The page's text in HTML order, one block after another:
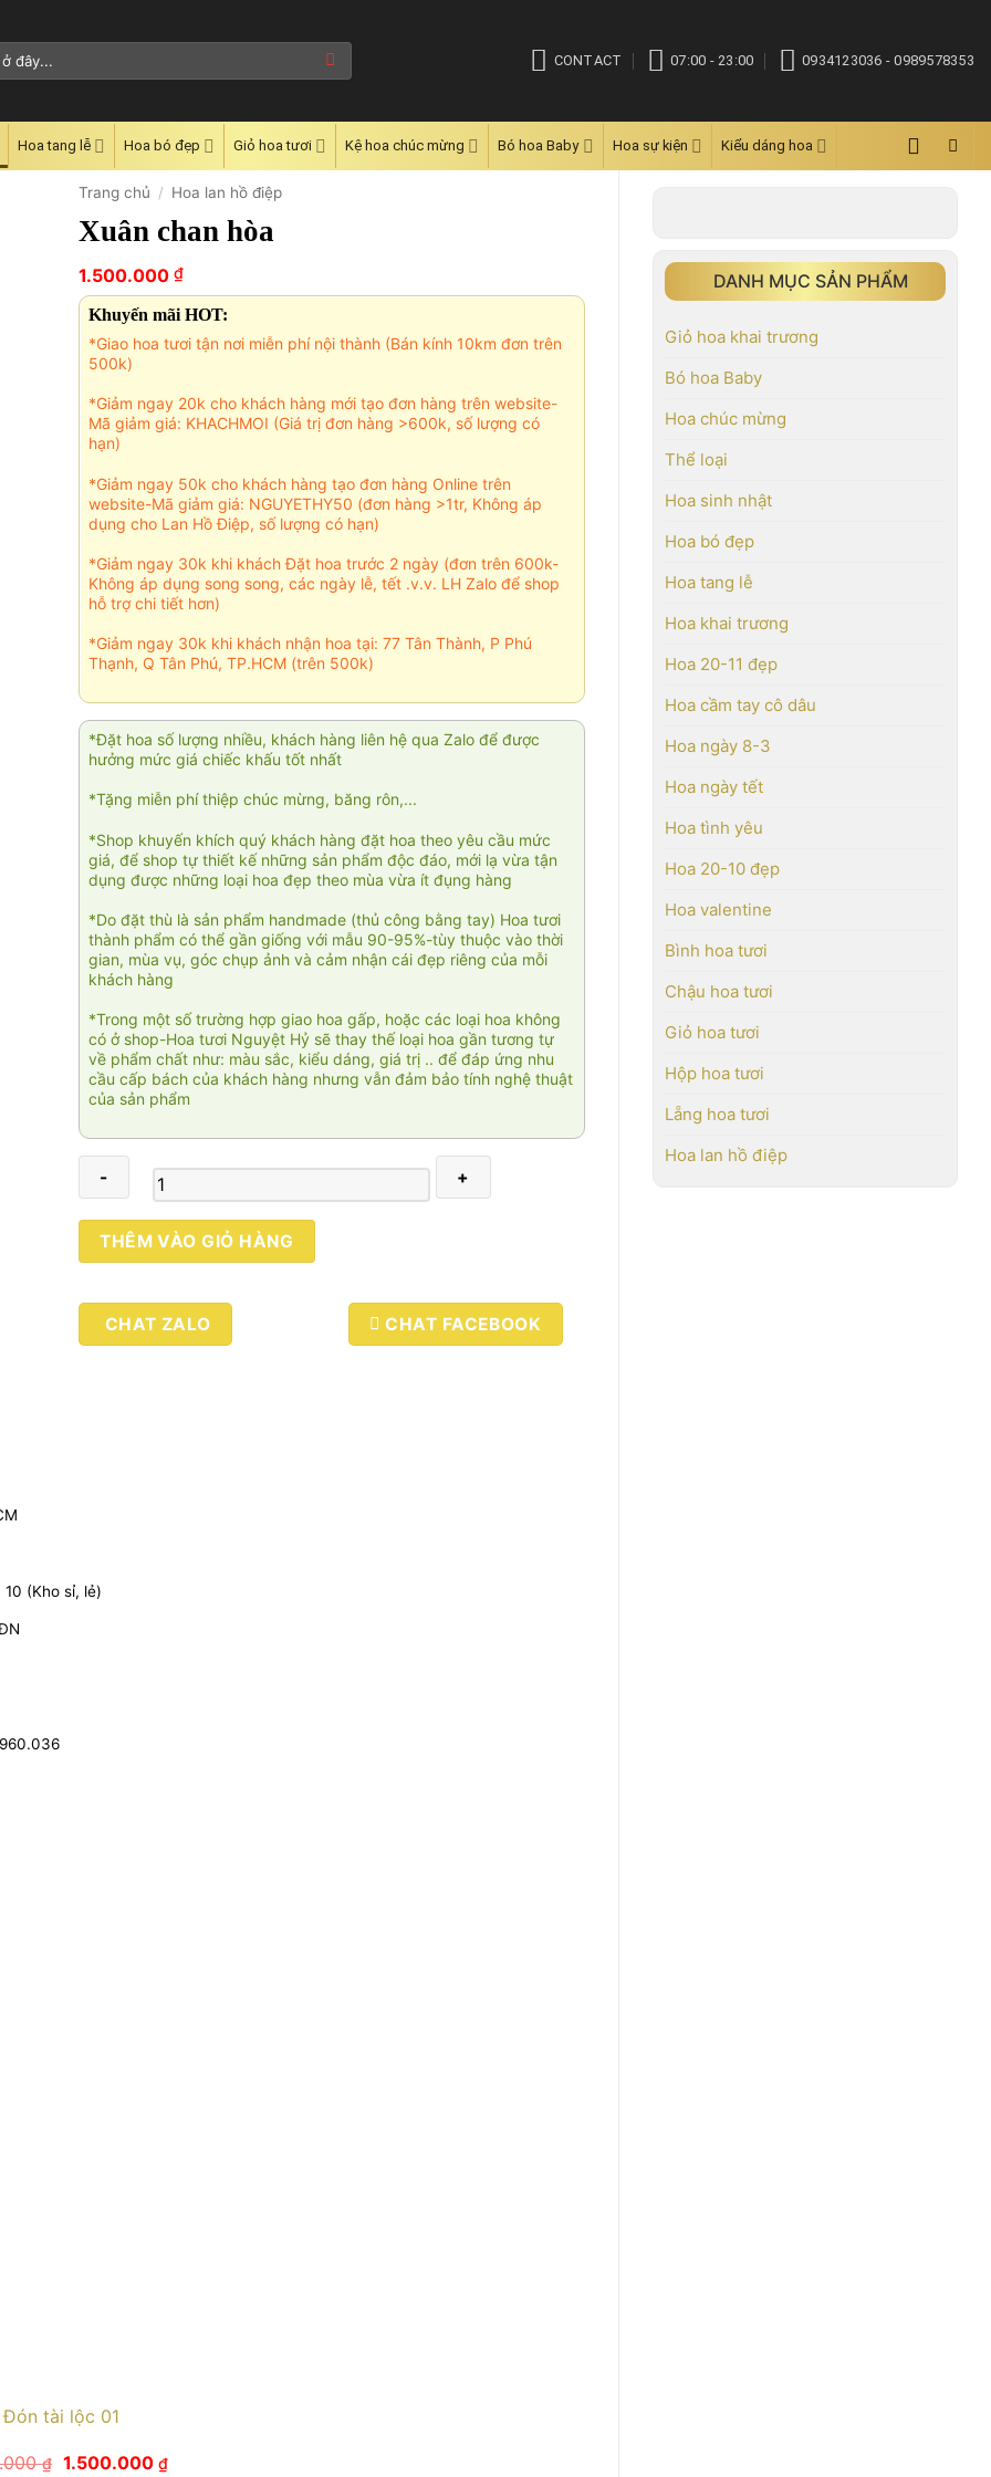
CONTACT 07:00 - 23:00 0934123036 - 0989578353
Hoa tang lễ Hoa bó đẹp Giỏ hoa tươi Kệ hoa chúc mừng Bó hoa Baby Hoa sự kiện Kiểu dáng hoa
DANH MỤC SẢN PHẨM
Giỏ hoa khai trương
Bó hoa Baby
Hoa chúc mừng
Thể loại
Hoa sinh nhật
Hoa bó đẹp
Hoa tang lễ
Hoa khai trương
Hoa 20-11 đẹp
Hoa cầm tay cô dâu
Hoa ngày 8-3
Hoa ngày tết
Hoa tình yêu
Hoa 20-10 đẹp
Hoa valentine
Bình hoa tươi
Chậu hoa tươi
Giỏ hoa tươi
Hộp hoa tươi
Lẵng hoa tươi
Hoa lan hồ điệp
Trang chủ / Hoa lan hồ điệp
Xuân chan hòa
1.500.000 ₫
Khuyến mãi HOT:
*Giao hoa tươi tận nơi miễn phí nội thành (Bán kính 10km đơn trên
500k)
*Giảm ngay 20k cho khách hàng mới tạo đơn hàng trên website-
Mã giảm giá: KHACHMOI (Giá trị đơn hàng >600k, số lượng có
hạn)
*Giảm ngay 50k cho khách hàng tạo đơn hàng Online trên
website-Mã giảm giá: NGUYETHY50 (đơn hàng >1tr, Không áp
dụng cho Lan Hồ Điệp, số lượng có hạn)
*Giảm ngay 30k khi khách Đặt hoa trước 2 ngày (đơn trên 600k-
Không áp dụng song song, các ngày lễ, tết .v.v. LH Zalo để shop
hỗ trợ chi tiết hơn)
*Giảm ngay 30k khi khách nhận hoa tại: 77 Tân Thành, P Phú
Thạnh, Q Tân Phú, TP.HCM (trên 500k)
*Đặt hoa số lượng nhiều, khách hàng liên hệ qua Zalo để được
hưởng mức giá chiếc khấu tốt nhất
*Tặng miễn phí thiệp chúc mừng, băng rôn,...
*Shop khuyến khích quý khách hàng đặt hoa theo yêu cầu mức
giá, để shop tự thiết kế những sản phẩm độc đáo, mới lạ vừa tận
dụng được những loại hoa đẹp theo mùa vừa ít đụng hàng
*Do đặt thù là sản phẩm handmade (thủ công bằng tay) Hoa tươi
thành phẩm có thể gần giống với mẫu 90-95%-tùy thuộc vào thời
gian, mùa vụ, góc chụp ảnh và cảm nhận cái đẹp riêng của mỗi
khách hàng
*Trong một số trường hợp giao hoa gấp, hoặc các loại hoa không
có ở shop-Hoa tươi Nguyệt Hỷ sẽ thay thế loại hoa gần tương tự
về phẩm chất như: màu sắc, kiểu dáng, giá trị .. để đáp ứng nhu
cầu cấp bách của khách hàng nhưng vẫn đảm bảo tính nghệ thuật
của sản phẩm
Xuân
chan
số
lượng
THÊM VÀO GIỎ HÀNG
CHAT ZALO CHAT FACEBOOK
(Kho sỉ, lẻ)
Đón tài lộc 01
₫ Giá
1.500.000 ₫Giá